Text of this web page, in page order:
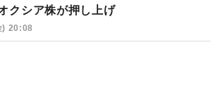
クシア株が押し上げ
) 20:08